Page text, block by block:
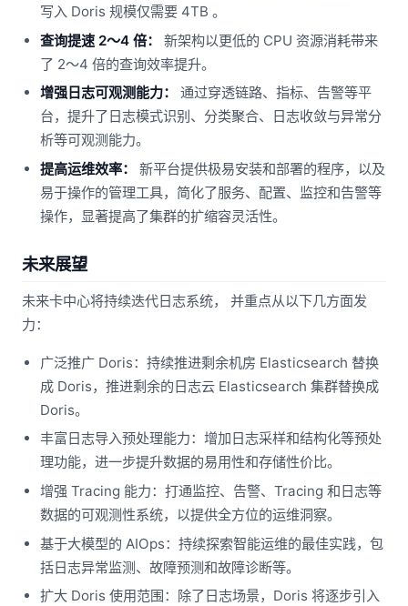
写入 Doris 规模仅需要 4TB 。
查询提速 2～4 倍：
新架构以更低的 CPU 资源消耗带来
了 2～4 倍的查询效率提升。
增强日志可观测能力：
通过穿透链路、指标、告警等平
台，提升了日志模式识别、分类聚合、日志收敛与异常分
析等可观测能力。
提高运维效率：
新平台提供极易安装和部署的程序，以及
易于操作的管理工具，简化了服务、配置、监控和告警等
操作，显著提高了集群的扩缩容灵活性。
未来展望
未来卡中心将持续迭代日志系统， 并重点从以下几方面发
力：
广泛推广 Doris：持续推进剩余机房 Elasticsearch 替换
成 Doris，推进剩余的日志云 Elasticsearch 集群替换成
Doris。
丰富日志导入预处理能力：增加日志采样和结构化等预处
理功能，进一步提升数据的易用性和存储性价比。
增强 Tracing 能力：打通监控、告警、Tracing 和日志等
数据的可观测性系统，以提供全方位的运维洞察。
基于大模型的 AIOps：持续探索智能运维的最佳实践，包
括日志异常监测、故障预测和故障诊断等。
扩大 Doris 使用范围：除了日志场景，Doris 将逐步引入